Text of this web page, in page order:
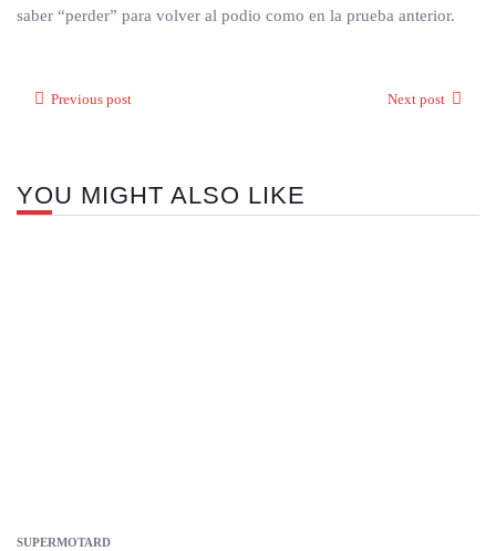
saber “perder” para volver al podio como en la prueba anterior.
Previous post Next post
YOU MIGHT ALSO LIKE
SUPERMOTARD